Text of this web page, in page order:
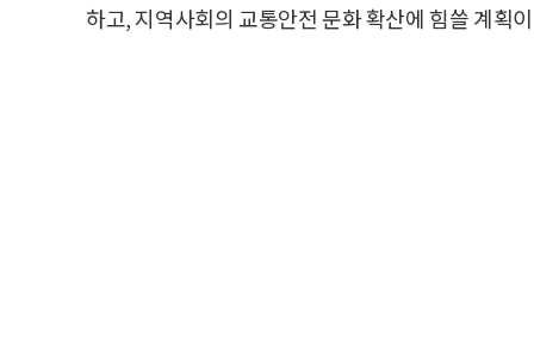
하고, 지역사회의 교통안전 문화 확산에 힘쓸 계획